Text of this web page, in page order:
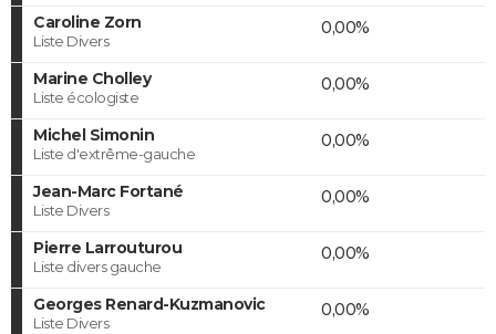
Caroline Zorn
Liste Divers
0,00%
Marine Cholley
Liste écologiste
0,00%
Michel Simonin
Liste d'extrême-gauche
0,00%
Jean-Marc Fortané
Liste Divers
0,00%
Pierre Larrouturou
Liste divers gauche
0,00%
Georges Renard-Kuzmanovic
Liste Divers
0,00%